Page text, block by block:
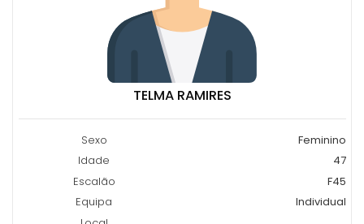
TELMA RAMIRES
Sexo
Feminino
Idade
47
Escalão
F45
Equipa
Individual